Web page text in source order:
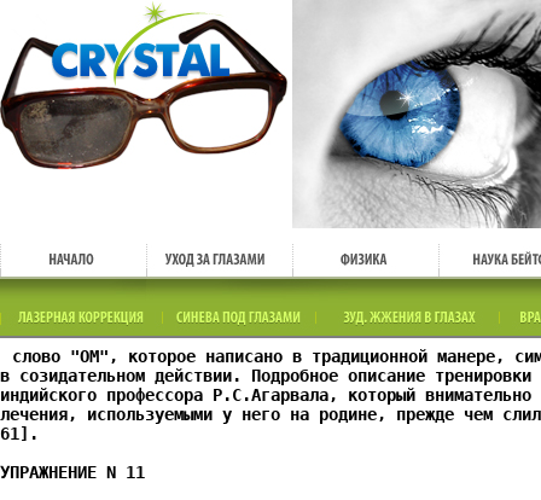
слово "ОМ", которое написано в традиционной манере,
в созидательном действии. Подробное описание
индийского профессора Р.С.Агарвала, который
лечения, используемыми у него на родине, прежде чем
61].
УПРАЖНЕНИЕ N 11